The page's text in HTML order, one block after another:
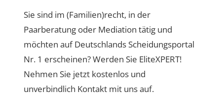
Sie sind im (Familien)recht, in der
Paarberatung oder Mediation tätig und
möchten auf Deutschlands Scheidungsportal
Nr. 1 erscheinen? Werden Sie EliteXPERT!
Nehmen Sie jetzt kostenlos und
unverbindlich Kontakt mit uns auf.